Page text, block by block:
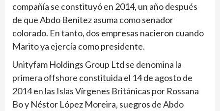
compañía se constituyó en 2014, un año después
de que Abdo Benítez asuma como senador
colorado. En tanto, dos empresas nacieron cuando
Marito ya ejercía como presidente.
Unityfam Holdings Group Ltd se denomina la
primera offshore constituida el 14 de agosto de
2014 en las Islas Vírgenes Británicas por Rossana
Bo y Néstor López Moreira, suegros de Abdo